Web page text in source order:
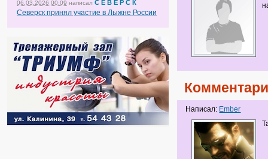
06.03.2026 00:09 написал С Е В Е Р С К
Северск принял участие в Лыжне России
Написал: Ember